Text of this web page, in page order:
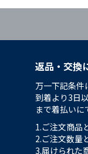
返品・交換
万一下記条件
到着より3日
まで着払いに
1.ご注文商品
2.ご注文数量
3.届けられた